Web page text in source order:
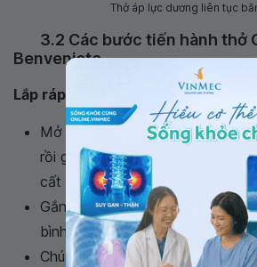
Thở áp lực dương liên tục
3.2 Các bước tiến hành thở
Benveniste
Lắp ráp hệ thống thở áp lực dương
Mở bình làm ẩm và đặt giấy
rồi gắn lại bình làm ẩm. Sau đó
cất vô trùng vào bình làm ẩm.
Gắn đầu cắm của lưu lượng kế
bình khí nén và oxy.
Chú ý màu quy định lỗ oxy màu